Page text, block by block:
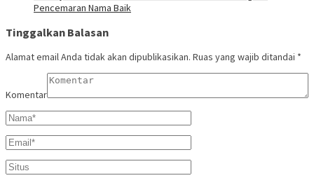
Pencemaran Nama Baik
Tinggalkan Balasan
Alamat email Anda tidak akan dipublikasikan. Ruas yang wajib ditandai *
Komentar